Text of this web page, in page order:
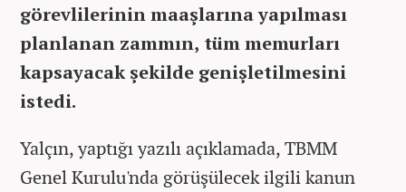
görevlilerinin maaşlarına yapılması
planlanan zammın, tüm memurları
kapsayacak şekilde genişletilmesini
istedi.
Yalçın, yaptığı yazılı açıklamada, TBMM
Genel Kurulu'nda görüşülecek ilgili kanun